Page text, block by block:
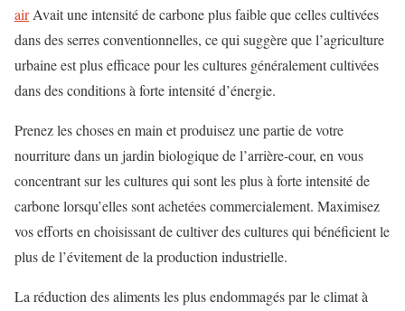
airAvait une intensité de carbone plus faible que celles cultivées
dans des serres conventionnelles, ce qui suggère que l’agriculture
urbaine est plus efficace pour les cultures généralement cultivées
dans des conditions à forte intensité d’énergie.
Prenez les choses en main et produisez une partie de votre
nourriture dans un jardin biologique de l’arrière-cour, en vous
concentrant sur les cultures qui sont les plus à forte intensité de
carbone lorsqu’elles sont achetées commercialement. Maximisez
vos efforts en choisissant de cultiver des cultures qui bénéficient le
plus de l’évitement de la production industrielle.
La réduction des aliments les plus endommagés par le climat à